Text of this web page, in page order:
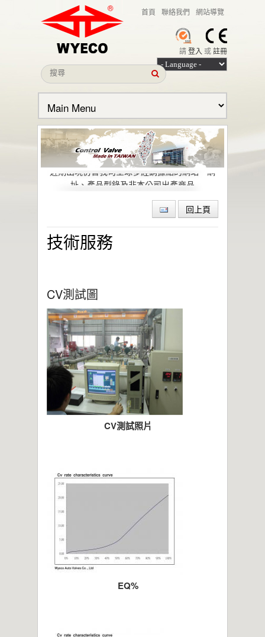
首頁 聯絡我們 網站導覽
請登入 或註冊
本公司名義遭冒用之聲明
近期出現仿冒我司全球多經銷據點的網站、網
址、產品型錄及非本公司出產商品
助力石化與特殊化學產業邁向綠色轉型與
偉允閥業聯手洛克威爾 邁向IIoT轉型
智慧工廠最佳解決方案｜設備效能管理及資訊
亞洲工業4.0智慧製造系列展
2019偉允閥業尾牙餐敘
偉允閥業邱倉祥掌舵北市機器公會
~~杜絕仿冒 拒絕山寨~~
回上頁
技術服務
CV測試圖
CV測試照片
EQ%